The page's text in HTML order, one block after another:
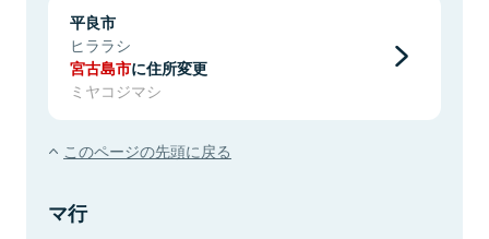
平良市
ヒララシ
宮古島市に住所変更
ミヤコジマシ
このページの先頭に戻る
マ行